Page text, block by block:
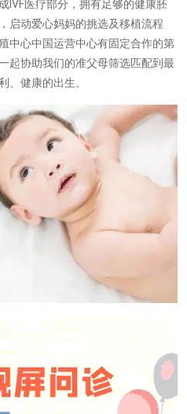
IVF医疗部分，拥有足够的健康胚
启动爱心妈妈的挑选及移植流程
中心中国运营中心有固定合作的第
起协助我们的准父母筛选匹配到最
、健康的出生。